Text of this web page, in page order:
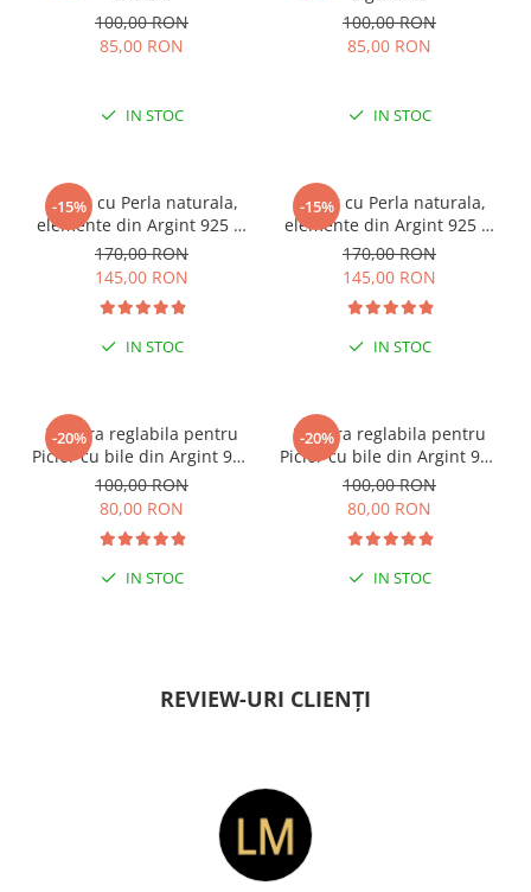
100,00 RON
85,00 RON
IN STOC
100,00 RON
85,00 RON
IN STOC
-15%
Colier cu Perla naturala,
elemente din Argint 925 si
margele Miyuki, multicolor
170,00 RON
145,00 RON
IN STOC
-15%
Colier cu Perla naturala,
elemente din Argint 925 si
margele Miyuki, verde/kiwi
170,00 RON
145,00 RON
IN STOC
-20%
Bratara reglabila pentru
Picior cu bile din Argint 925
si margele Miyuki rosii
100,00 RON
80,00 RON
IN STOC
-20%
Bratara reglabila pentru
Picior cu bile din Argint 925
si margele Miyuki verzi
100,00 RON
80,00 RON
IN STOC
REVIEW-URI CLIENȚI